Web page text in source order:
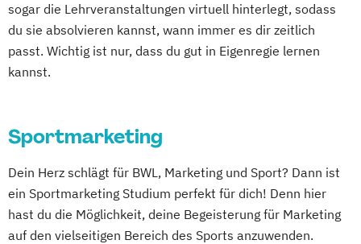
sogar die Lehrveranstaltungen virtuell hinterlegt, sodass
du sie absolvieren kannst, wann immer es dir zeitlich
passt. Wichtig ist nur, dass du gut in Eigenregie lernen
kannst.
Sportmarketing
Dein Herz schlägt für BWL, Marketing und Sport? Dann ist
ein Sportmarketing Studium perfekt für dich! Denn hier
hast du die Möglichkeit, deine Begeisterung für Marketing
auf den vielseitigen Bereich des Sports anzuwenden.